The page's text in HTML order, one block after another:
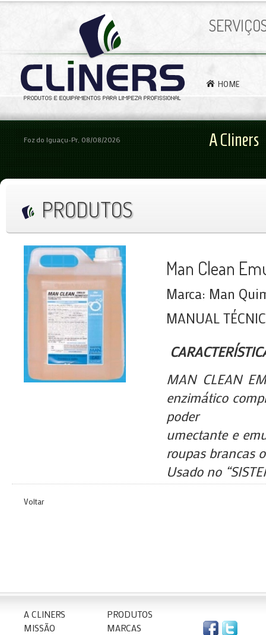
HOME
Foz do Iguaçu-Pr, 08/08/2026 A Cliners
PRODUTOS
Man Clean
Marca: Man
MANUAL
MAN CLEAN
enzimático
poder
umectante e
roupas brancas
Usado no
Voltar
A CLINERS
PRODUTOS
MISSÃO
MARCAS